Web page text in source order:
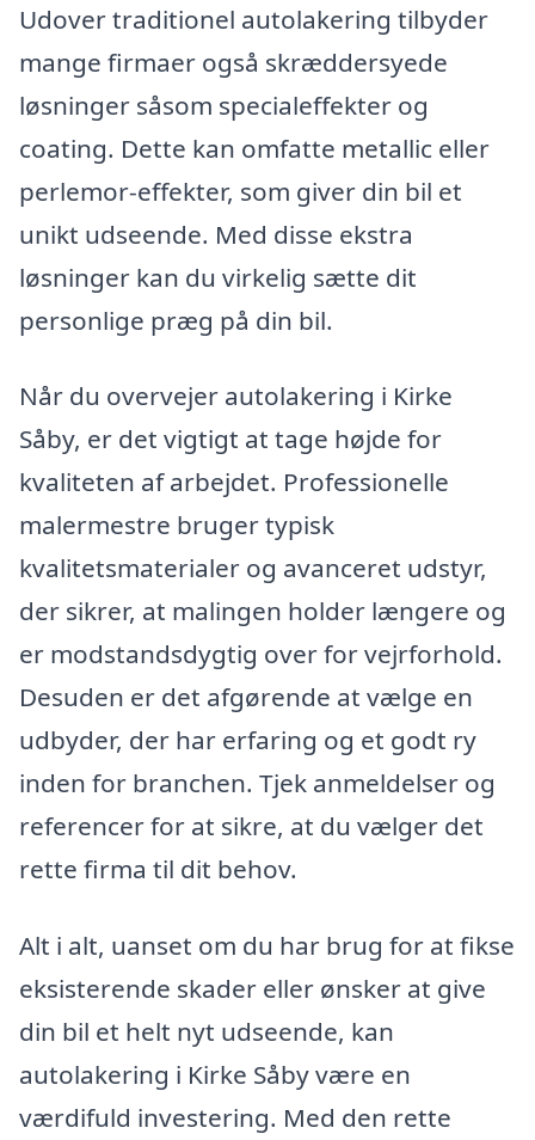
Udover traditionel autolakering tilbyder
mange firmaer også skræddersyede
løsninger såsom specialeffekter og
coating. Dette kan omfatte metallic eller
perlemor-effekter, som giver din bil et
unikt udseende. Med disse ekstra
løsninger kan du virkelig sætte dit
personlige præg på din bil.
Når du overvejer autolakering i Kirke
Såby, er det vigtigt at tage højde for
kvaliteten af arbejdet. Professionelle
malermestre bruger typisk
kvalitetsmaterialer og avanceret udstyr,
der sikrer, at malingen holder længere og
er modstandsdygtig over for vejrforhold.
Desuden er det afgørende at vælge en
udbyder, der har erfaring og et godt ry
inden for branchen. Tjek anmeldelser og
referencer for at sikre, at du vælger det
rette firma til dit behov.
Alt i alt, uanset om du har brug for at fikse
eksisterende skader eller ønsker at give
din bil et helt nyt udseende, kan
autolakering i Kirke Såby være en
værdifuld investering. Med den rette